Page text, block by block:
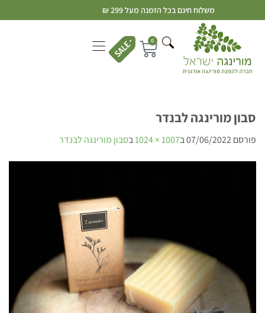
משלוח חינם בכל הזמנה מעל 299 ₪
0
סבון מורינגה לבנדר
פורסם07/06/2022ב1007 × 1024 בסבון מורינגה לבנדר